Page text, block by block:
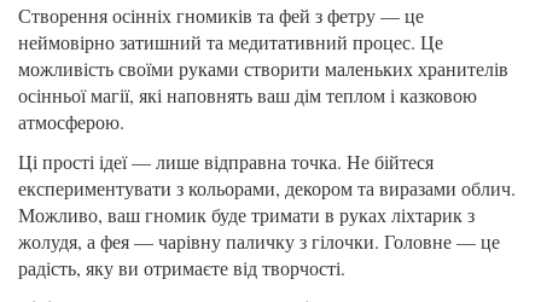
Створення осінніх гномиків та фей з фетру — це
неймовірно затишний та медитативний процес. Це
можливість своїми руками створити маленьких хранителів
осінньої магії, які наповнять ваш дім теплом і казковою
атмосферою.
Ці прості ідеї — лише відправна точка. Не бійтеся
експериментувати з кольорами, декором та виразами облич.
Можливо, ваш гномик буде тримати в руках ліхтарик з
жолудя, а фея — чарівну паличку з гілочки. Головне — це
радість, яку ви отримаєте від творчості.